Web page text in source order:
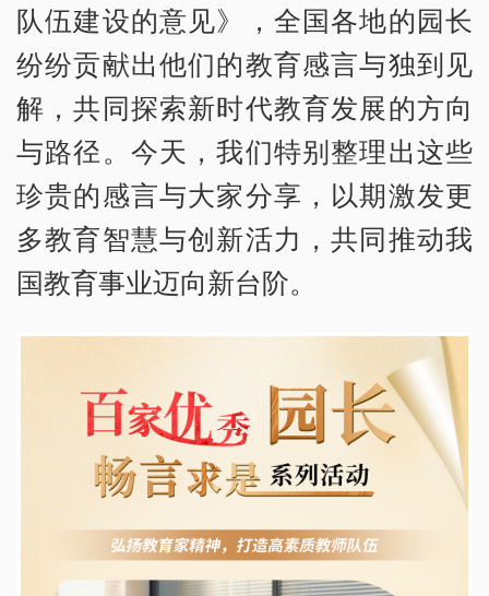
队伍建设的意见》，全国各地的园长
纷纷贡献出他们的教育感言与独到见
解，共同探索新时代教育发展的方向
与路径。今天，我们特别整理出这些
珍贵的感言与大家分享，以期激发更
多教育智慧与创新活力，共同推动我
国教育事业迈向新台阶。